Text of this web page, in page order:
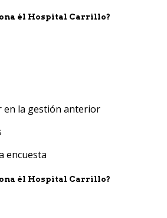
él Hospital Carrillo?
en la gestión anterior
encuesta
él Hospital Carrillo?